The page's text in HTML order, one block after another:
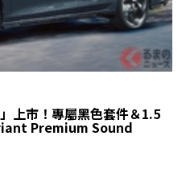
上市！專屬黑色套件＆1.5
Premium Sound